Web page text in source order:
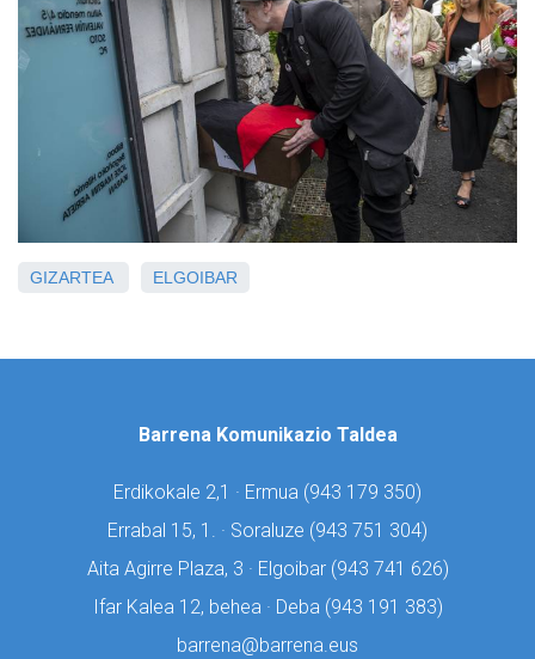
GIZARTEA ELGOIBAR
Barrena Komunikazio Taldea
Erdikokale 2,1 · Ermua (943 179 350)
Errabal 15, 1. · Soraluze (943 751 304)
Aita Agirre Plaza, 3 · Elgoibar (943 741 626)
Ifar Kalea 12, behea · Deba (943 191 383)
barrena@barrena.eus